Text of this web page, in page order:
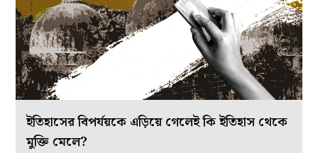
ইতিহাসের বিপর্যয়কে এড়িয়ে গেলেই কি ইতিহাস থেকে
মুক্তি মেলে?